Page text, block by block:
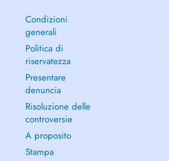
Condizioni
generali
Politica di
riservatezza
Presentare
denuncia
Risoluzione delle
controversie
A proposito
Stampa